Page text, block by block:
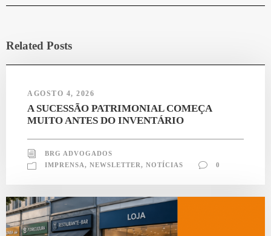
Related Posts
AGOSTO 4, 2026
A SUCESSÃO PATRIMONIAL COMEÇA
MUITO ANTES DO INVENTÁRIO
BRG ADVOGADOS
IMPRENSA, NEWSLETTER, NOTÍCIAS 0